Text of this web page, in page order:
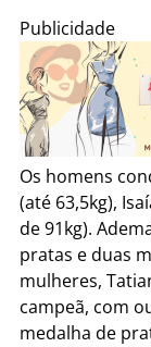
Publicidade
Os homens
(até 63,5kg),
de 91kg).
pratas e duas
mulheres,
campeã, com
medalha de